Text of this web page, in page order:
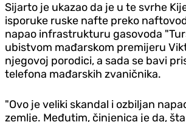
Sijarto je ukazao da je u te svrhe
isporuke ruske nafte preko
napao infrastrukturu gasovoda
ubistvom mađarskom premijeru
njegovoj porodici, a sada se bavi
telefona mađarskih zvaničnika.
"Ovo je veliki skandal i ozbiljan
zemlje. Međutim, činjenica je da,